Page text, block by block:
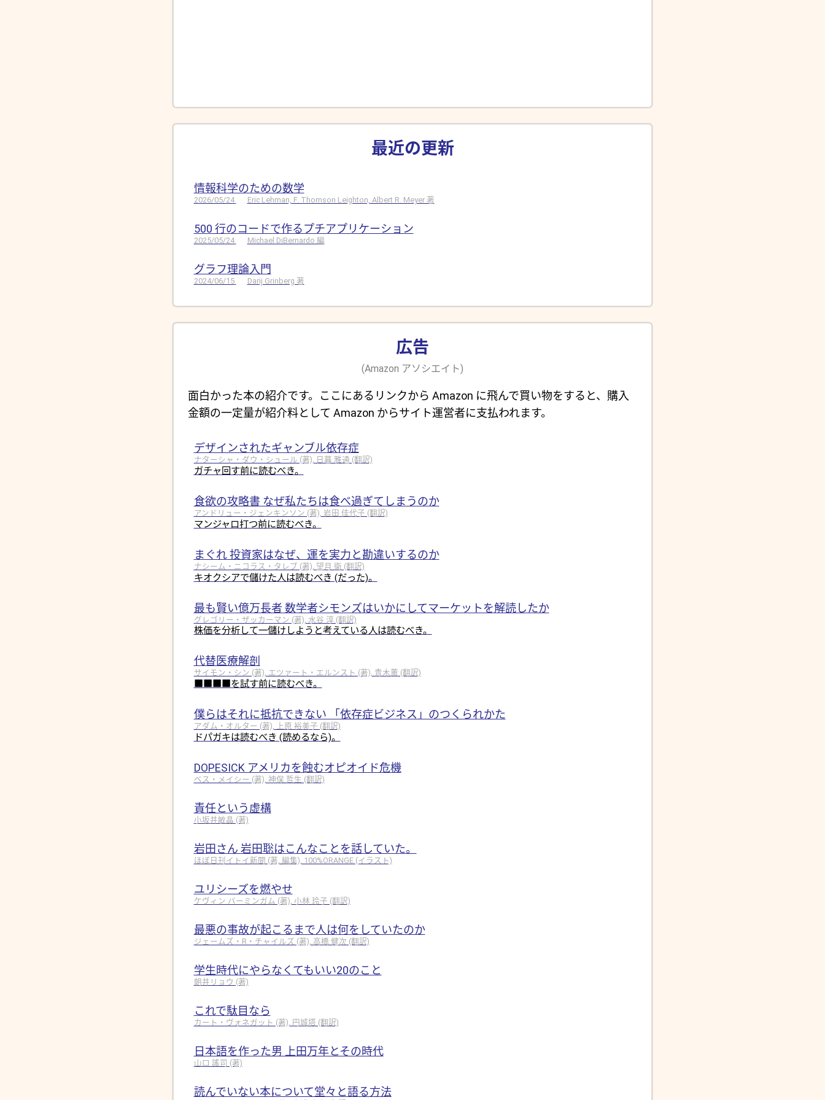
最近の更新
情報科学のための数学
2026/05/24 Eric Lehman, F. Thomson Leighton, Albert R. Meyer 著
500 行のコードで作るプチアプリケーション
2025/05/24 Michael DiBernardo 編
グラフ理論入門
2024/06/15 Darij Grinberg 著
広告
(Amazon アソシエイト)
面白かった本の紹介です。ここにあるリンクから Amazon に飛んで買い物をすると、購入
金額の一定量が紹介料として Amazon からサイト運営者に支払われます。
デザインされたギャンブル依存症
ナターシャ・ダウ・シュール (著), 日暮 雅通 (翻訳)
ガチャ回す前に読むべき。
食欲の攻略書 なぜ私たちは食べ過ぎてしまうのか
アンドリュー・ジェンキンソン (著), 岩田 佳代子 (翻訳)
マンジャロ打つ前に読むべき。
まぐれ 投資家はなぜ、運を実力と勘違いするのか
ナシーム・ニコラス・タレブ (著), 望月 衛 (翻訳)
キオクシアで儲けた人は読むべき (だった)。
最も賢い億万長者 数学者シモンズはいかにしてマーケットを解読したか
グレゴリー・ザッカーマン (著), 水谷 淳 (翻訳)
株価を分析して一儲けしようと考えている人は読むべき。
代替医療解剖
サイモン・シン (著), エツァート・エルンスト (著), 青木薫 (翻訳)
■■■■を試す前に読むべき。
僕らはそれに抵抗できない 「依存症ビジネス」のつくられかた
アダム・オルター (著), 上原 裕美子 (翻訳)
ドパガキは読むべき (読めるなら)。
DOPESICK アメリカを蝕むオピオイド危機
ベス・メイシー (著), 神保 哲生 (翻訳)
責任という虚構
小坂井敏晶 (著)
岩田さん 岩田聡はこんなことを話していた。
ほぼ日刊イトイ新聞 (著, 編集), 100%ORANGE (イラスト)
ユリシーズを燃やせ
ケヴィン バーミンガム (著), 小林 玲子 (翻訳)
最悪の事故が起こるまで人は何をしていたのか
ジェームズ・R・チャイルズ (著), 高橋 健次 (翻訳)
学生時代にやらなくてもいい20のこと
朝井リョウ (著)
これで駄目なら
カート・ヴォネガット (著), 円城塔 (翻訳)
日本語を作った男 上田万年とその時代
山口 謠司 (著)
読んでいない本について堂々と語る方法